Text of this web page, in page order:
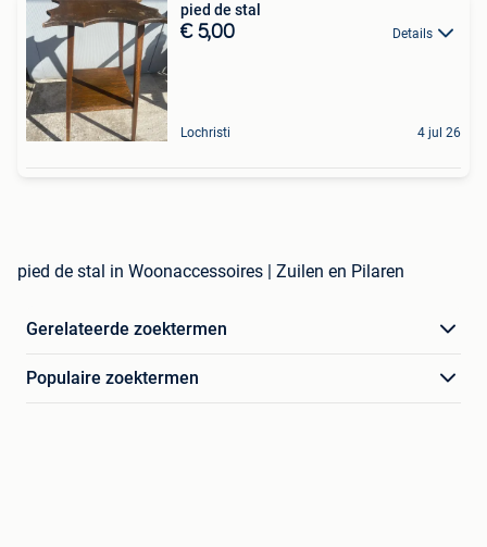
pied de stal
€ 5,00 Details
Lochristi 4 jul 26
pied de stal in Woonaccessoires | Zuilen en Pilaren
Gerelateerde zoektermen
Populaire zoektermen